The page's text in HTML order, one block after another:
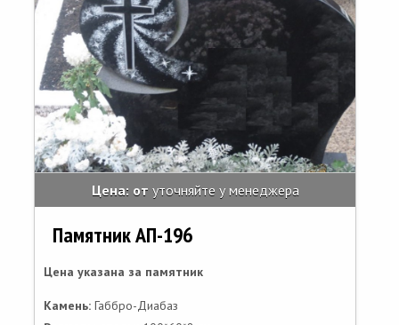
Цена: от уточняйте у менеджера
Памятник АП-196
Цена указана за памятник
Камень: Габбро-Диабаз